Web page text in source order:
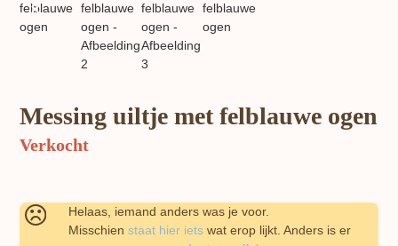
slide
slide
Messing uiltje met felblauwe ogen
Verkocht
Helaas, iemand anders was je voor.
Misschienstaat hier iets wat erop lijkt. Anders is er